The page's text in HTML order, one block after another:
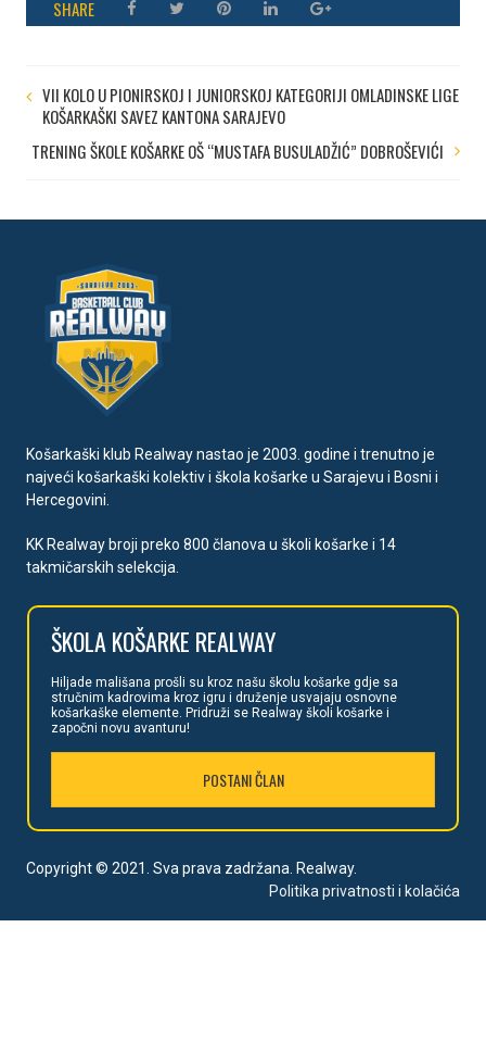
VII KOLO U PIONIRSKOJ I JUNIORSKOJ KATEGORIJI OMLADINSKE LIGE
KOŠARKAŠKI SAVEZ KANTONA SARAJEVO
Košarkaški klub Realway nastao je 2003. godine i trenutno je
najveći košarkaški kolektiv i škola košarke u Sarajevu i Bosni i
Hercegovini.
KK Realway broji preko 800 članova u školi košarke i 14
takmičarskih selekcija.
ŠKOLAKOŠARKE REALWAY
Hiljade mališana prošli su kroz našu školu košarke gdje sa
stručnim kadrovima kroz igru i druženje usvajaju osnovne
POSTANI ČLAN
Copyright © 2021. Sva prava zadržana. Realway.
Politika privatnosti i kolačića